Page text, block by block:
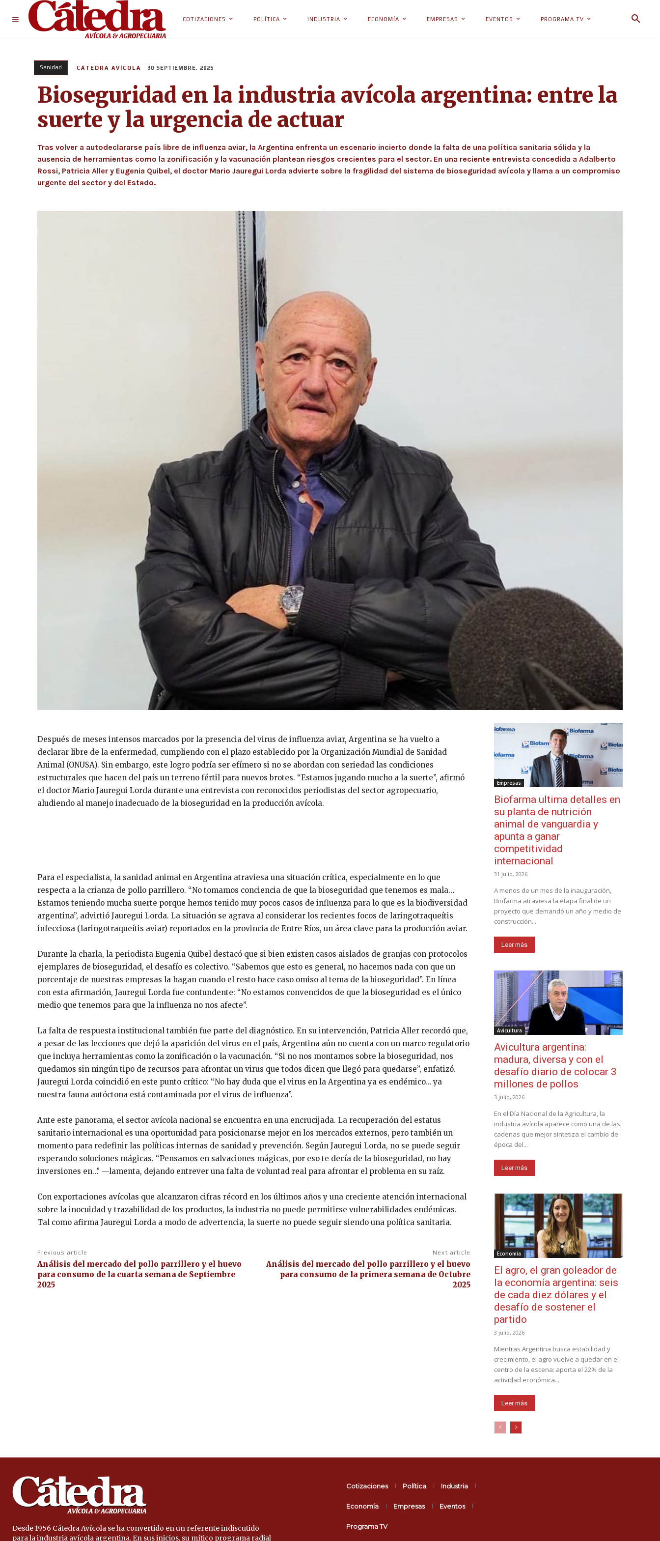
COTIZACIONES POLÍTICA INDUSTRIA ECONOMÍA EMPRESAS EVENTOS PROGRAMA TV
Sanidad CÁTEDRA AVÍCOLA 30 SEPTIEMBRE, 2025
Bioseguridad en la industria avícola argentina: entre la
suerte y la urgencia de actuar
Tras volver a autodeclararse país libre de influenza aviar, la Argentina enfrenta un escenario incierto donde la falta de una política sanitaria sólida y la
ausencia de herramientas como la zonificación y la vacunación plantean riesgos crecientes para el sector. En una reciente entrevista concedida a Adalberto
Rossi, Patricia Aller y Eugenia Quibel, el doctor Mario Jauregui Lorda advierte sobre la fragilidad del sistema de bioseguridad avícola y llama a un compromiso
urgente del sector y del Estado.
Después de meses intensos marcados por la presencia del virus de influenza aviar, Argentina se ha vuelto a
declarar libre de la enfermedad, cumpliendo con el plazo establecido por la Organización Mundial de Sanidad
Animal (ONUSA). Sin embargo, este logro podría ser efímero si no se abordan con seriedad las condiciones
estructurales que hacen del país un terreno fértil para nuevos brotes. “Estamos jugando mucho a la suerte”, afirmó
el doctor Mario Jauregui Lorda durante una entrevista con reconocidos periodistas del sector agropecuario,
aludiendo al manejo inadecuado de la bioseguridad en la producción avícola.
Para el especialista, la sanidad animal en Argentina atraviesa una situación crítica, especialmente en lo que
respecta a la crianza de pollo parrillero. “No tomamos conciencia de que la bioseguridad que tenemos es mala…
Estamos teniendo mucha suerte porque hemos tenido muy pocos casos de influenza para lo que es la biodiversidad
argentina”, advirtió Jauregui Lorda. La situación se agrava al considerar los recientes focos de laringotraqueítis
infecciosa (laringotraqueítis aviar) reportados en la provincia de Entre Ríos, un área clave para la producción aviar.
Durante la charla, la periodista Eugenia Quibel destacó que si bien existen casos aislados de granjas con protocolos
ejemplares de bioseguridad, el desafío es colectivo. “Sabemos que esto es general, no hacemos nada con que un
porcentaje de nuestras empresas la hagan cuando el resto hace caso omiso al tema de la bioseguridad”. En línea
con esta afirmación, Jauregui Lorda fue contundente: “No estamos convencidos de que la bioseguridad es el único
medio que tenemos para que la influenza no nos afecte”.
La falta de respuesta institucional también fue parte del diagnóstico. En su intervención, Patricia Aller recordó que,
a pesar de las lecciones que dejó la aparición del virus en el país, Argentina aún no cuenta con un marco regulatorio
que incluya herramientas como la zonificación o la vacunación. “Si no nos montamos sobre la bioseguridad, nos
quedamos sin ningún tipo de recursos para afrontar un virus que todos dicen que llegó para quedarse”, enfatizó.
Jauregui Lorda coincidió en este punto crítico: “No hay duda que el virus en la Argentina ya es endémico… ya
nuestra fauna autóctona está contaminada por el virus de influenza”.
Ante este panorama, el sector avícola nacional se encuentra en una encrucijada. La recuperación del estatus
sanitario internacional es una oportunidad para posicionarse mejor en los mercados externos, pero también un
momento para redefinir las políticas internas de sanidad y prevención. Según Jauregui Lorda, no se puede seguir
esperando soluciones mágicas. “Pensamos en salvaciones mágicas, por eso te decía de la bioseguridad, no hay
inversiones en…” —lamenta, dejando entrever una falta de voluntad real para afrontar el problema en su raíz.
Con exportaciones avícolas que alcanzaron cifras récord en los últimos años y una creciente atención internacional
sobre la inocuidad y trazabilidad de los productos, la industria no puede permitirse vulnerabilidades endémicas.
Tal como afirma Jauregui Lorda a modo de advertencia, la suerte no puede seguir siendo una política sanitaria.
Previous article
Análisis del mercado del pollo parrillero y el huevo
para consumo de la cuarta semana de Septiembre
2025
Next article
Análisis del mercado del pollo parrillero y el huevo
para consumo de la primera semana de Octubre
2025
Empresas
Biofarma ultima detalles en
su planta de nutrición
animal de vanguardia y
apunta a ganar
competitividad
internacional
31 julio, 2026
A menos de un mes de la inauguración,
Biofarma atraviesa la etapa final de un
proyecto que demandó un año y medio de
construcción...
Leer más
Avicultura
Avicultura argentina:
madura, diversa y con el
desafío diario de colocar 3
millones de pollos
3 julio, 2026
En el Día Nacional de la Agricultura, la
industria avícola aparece como una de las
cadenas que mejor sintetiza el cambio de
época del...
Leer más
Economía
El agro, el gran goleador de
la economía argentina: seis
de cada diez dólares y el
desafío de sostener el
partido
3 julio, 2026
Mientras Argentina busca estabilidad y
crecimiento, el agro vuelve a quedar en el
centro de la escena: aporta el 22% de la
actividad económica...
Leer más
Desde 1956 Cátedra Avícola se ha convertido en un referente indiscutido
para la industria avícola argentina. En sus inicios, su mítico programa radial
Cotizaciones Política Industria
Economía Empresas Eventos
Programa TV